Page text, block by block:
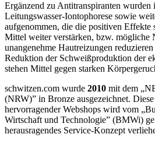
Ergänzend zu Antitranspiranten wurden
Leitungswasser-Iontophorese sowie
aufgenommen, die die positiven Effekte
Mittel weiter verstärken, bzw. mögliche
unangenehme Hautreizungen
Reduktion der Schweißproduktion der
stehen Mittel gegen starken
schwitzen.com wurde 2010 mit dem
(NRW)” in Bronze ausgezeichnet.
hervorragender Webshops wird vom
Wirtschaft und Technologie” (BMWi)
herausragendes Service-Konzept